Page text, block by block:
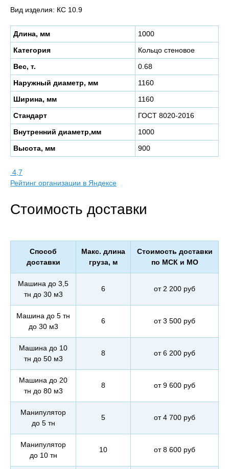
Вид изделия: КС 10.9
Длина, мм
1000
Категория
Кольцо стеновое
Вес, т.
0.68
Наружный диаметр, мм
1160
Ширина, мм
1160
Стандарт
ГОСТ 8020-2016
Внутренний диаметр,мм
1000
Высота, мм
900
4,7
Рейтинг организации в Яндексе
Стоимость доставки
Способ
доставки
Макс. длина
груза, м
Стоимость доставки
по МСК и МО
Машина до 3,5
тн до 30 м3
6 от 2 200 руб
Машина до 5 тн
до 30 м3
6 от 3 500 руб
Машина до 10
тн до 50 м3
8 от 6 200 руб
Машина до 20
тн до 80 м3
8 от 9 600 руб
Манипулятор
до 5 тн
5 от 4 700 руб
Манипулятор
до 10 тн
10 от 8 600 руб